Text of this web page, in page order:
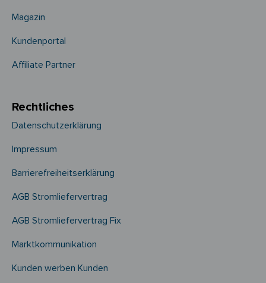
Magazin
Kundenportal
Affiliate Partner
Rechtliches
Datenschutzerklärung
Impressum
Barrierefreiheitserklärung
AGB Stromliefervertrag
AGB Stromliefervertrag Fix
Marktkommunikation
Kunden werben Kunden